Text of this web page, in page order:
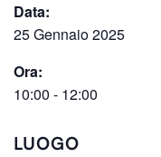
Data:
25 Gennaio 2025
Ora:
10:00 - 12:00
LUOGO